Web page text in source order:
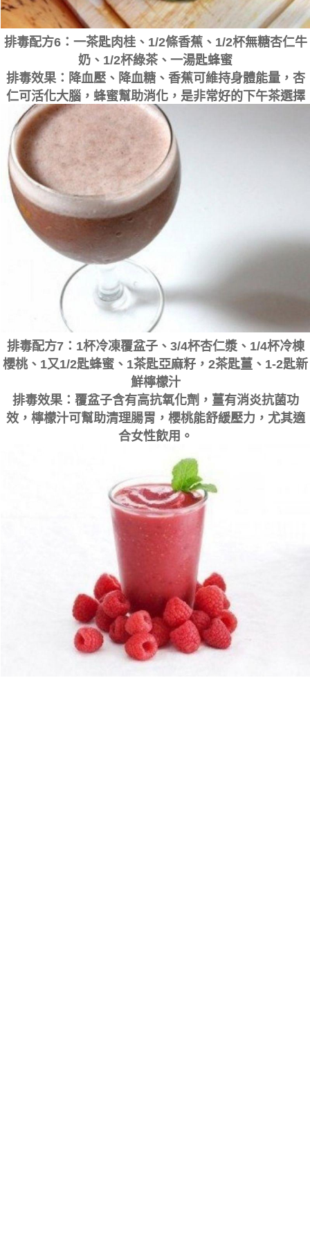
排毒配方6：一茶匙肉桂、1/2條香蕉、1/2杯無糖杏仁牛
奶、1/2杯綠茶、一湯匙蜂蜜
排毒效果：降血壓、降血糖、香蕉可維持身體能量，杏
仁可活化大腦，蜂蜜幫助消化，是非常好的下午茶選擇
排毒配方7：1杯冷凍覆盆子、3/4杯杏仁漿、1/4杯冷棟
櫻桃、1又1/2匙蜂蜜、1茶匙亞麻籽，2茶匙薑、1-2匙新
鮮檸檬汁
排毒效果：覆盆子含有高抗氧化劑，薑有消炎抗菌功
效，檸檬汁可幫助清理腸胃，櫻桃能舒緩壓力，尤其適
合女性飲用。